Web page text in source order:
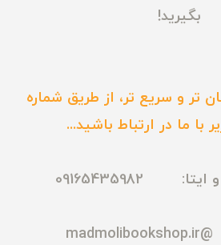
بگیرید!
تر و سریع تر، از طریق شماره
ما در ارتباط باشید...
09165435982
@madmolibookshop.ir